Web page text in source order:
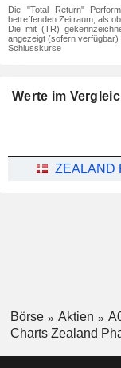
Die "Total Return"
betreffenden Zeitraum, als
Die mit (TR)
angezeigt (sofern verfügbar)
Schlusskurse
Werte im
ZEALAND
Börse Aktien
Charts Zealand